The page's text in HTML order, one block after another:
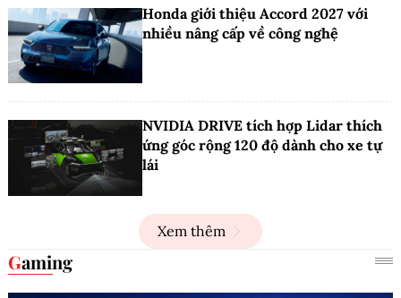
Honda giới thiệu Accord 2027 với
nhiều nâng cấp về công nghệ
NVIDIA DRIVE tích hợp Lidar thích
ứng góc rộng 120 độ dành cho xe tự
lái
Xem thêm
Gaming